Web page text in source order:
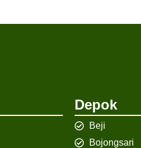
Depok
Beji
Bojongsari